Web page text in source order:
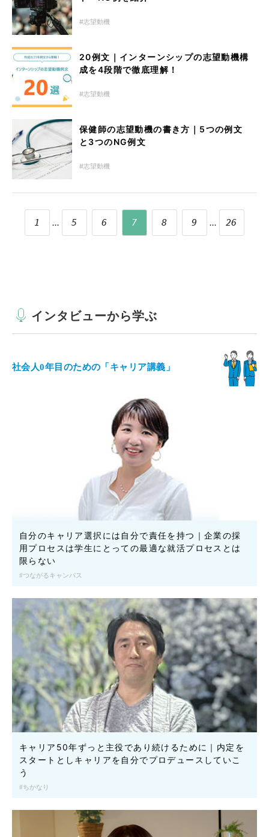
志望動機
20例文｜インターンシップの志望動機構
成を4段階で徹底理解！
志望動機
保健師の志望動機の書き方｜5つの例文
と3つのNG例文
志望動機
1 ... 5 6 7 8 9 ... 26
インタビューから学ぶ
社会人0年目のための「キャリア講義」
自分のキャリア選択には自分で責任を持つ｜企業の採
用プロセスは学生にとっての最適な就活プロセスとは
限らない
つながるキャンパス
キャリア50年ずっと主役であり続けるために｜内定を
スタートとしキャリアを自分でプロデュースしていこ
う
ちかなり